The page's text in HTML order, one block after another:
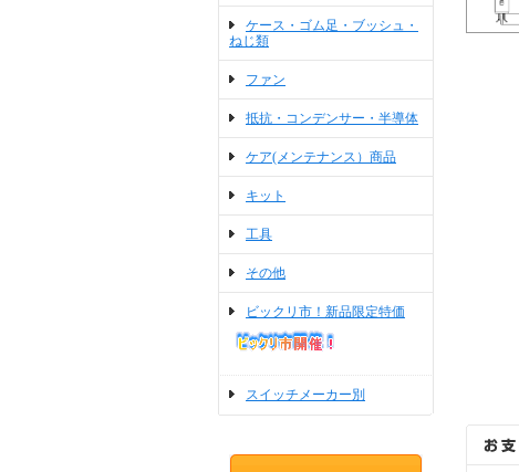
ケース・ゴム足・ブッシュ・
ねじ類
ファン
抵抗・コンデンサー・半導体
ケア(メンテナンス）商品
キット
工具
その他
ビックリ市！新品限定特価
スイッチメーカー別